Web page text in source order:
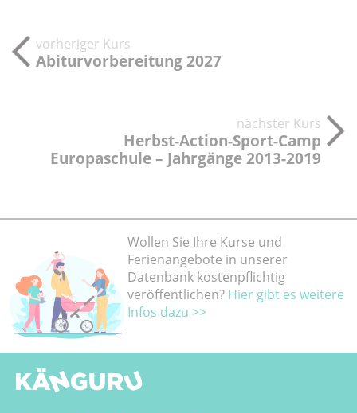
vorheriger Kurs
Abiturvorbereitung 2027
nächster Kurs
Herbst-Action-Sport-Camp
Europaschule – Jahrgänge 2013-2019
Wollen Sie Ihre Kurse und
Ferienangebote in unserer
Datenbank kostenpflichtig
veröffentlichen? Hier gibt es weitere
Infos dazu >>